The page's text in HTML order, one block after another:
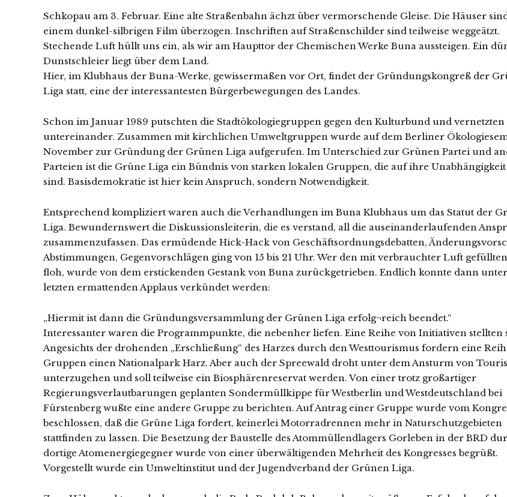
Schkopau am 3. Februar. Eine alte Straßenbahn ächzt über vermorschende Gleise. Die Häuser
einem dunkel-silbrigen Film überzogen. Inschriften auf Straßenschilder sind teilweise weggeätzt.
Stechende Luft hüllt uns ein, als wir am Haupttor der Chemischen Werke Buna aussteigen. Ein
Dunstschleier liegt über dem Land.
Hier, im Klubhaus der Buna-Werke, gewissermaßen vor Ort, findet der Gründungskongreß der
Liga statt, eine der interessantesten Bürgerbewegungen des Landes.
Schon im Januar 1989 putschten die Stadtökologiegruppen gegen den Kulturbund und vernetzten
untereinander. Zusammen mit kirchlichen Umweltgruppen wurde auf dem Berliner
November zur Gründung der Grünen Liga aufgerufen. Im Unterschied zur Grünen Partei und
Parteien ist die Grüne Liga ein Bündnis von starken lokalen Gruppen, die auf ihre
sind. Basisdemokratie ist hier kein Anspruch, sondern Notwendigkeit.
Entsprechend kompliziert waren auch die Verhandlungen im Buna Klubhaus um das Statut der
Liga. Bewundernswert die Diskussionsleiterin, die es verstand, all die auseinanderlaufenden
zusammenzufassen. Das ermüdende Hick-Hack von Geschäftsordnungsdebatten,
Abstimmungen, Gegenvorschlägen ging von 15 bis 21 Uhr. Wer den mit verbrauchter Luft
floh, wurde von dem erstickenden Gestank von Buna zurückgetrieben. Endlich konnte dann
letzten ermattenden Applaus verkündet werden:
„Hiermit ist dann die Gründungsversammlung der Grünen Liga erfolg¬reich beendet.“
Interessanter waren die Programmpunkte, die nebenher liefen. Eine Reihe von Initiativen stellten
Angesichts der drohenden „Erschließung“ des Harzes durch den Westtourismus fordern eine
Gruppen einen Nationalpark Harz. Aber auch der Spreewald droht unter dem Ansturm von
unterzugehen und soll teilweise ein Biosphärenreservat werden. Von einer trotz großartiger
Regierungsverlautbarungen geplanten Sondermüllkippe für Westberlin und Westdeutschland bei
Fürstenberg wußte eine andere Gruppe zu berichten. Auf Antrag einer Gruppe wurde vom
beschlossen, daß die Grüne Liga fordert, keinerlei Motorradrennen mehr in Naturschutzgebieten
stattfinden zu lassen. Die Besetzung der Baustelle des Atommüllendlagers Gorleben in der BRD
dortige Atomenergiegegner wurde von einer überwältigenden Mehrheit des Kongresses begrüßt.
Vorgestellt wurde ein Umweltinstitut und der Jugendverband der Grünen Liga.